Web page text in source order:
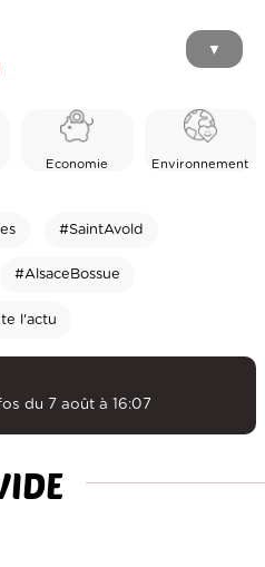
▼
Economie Environnement
#SaintAvold
#AlsaceBossue
l'actu
du 7 août à 16:07